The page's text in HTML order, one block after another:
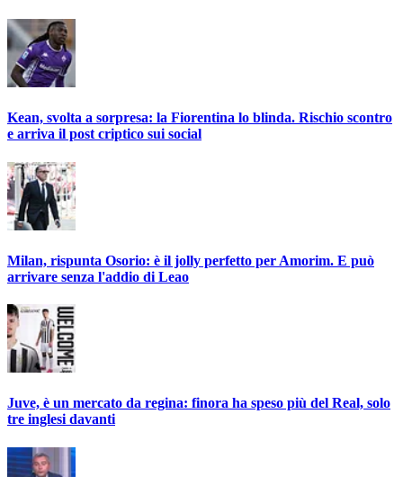
Kean, svolta a sorpresa: la Fiorentina lo blinda. Rischio scontro
e arriva il post criptico sui social
Milan, rispunta Osorio: è il jolly perfetto per Amorim. E può
arrivare senza l'addio di Leao
Juve, è un mercato da regina: finora ha speso più del Real, solo
tre inglesi davanti